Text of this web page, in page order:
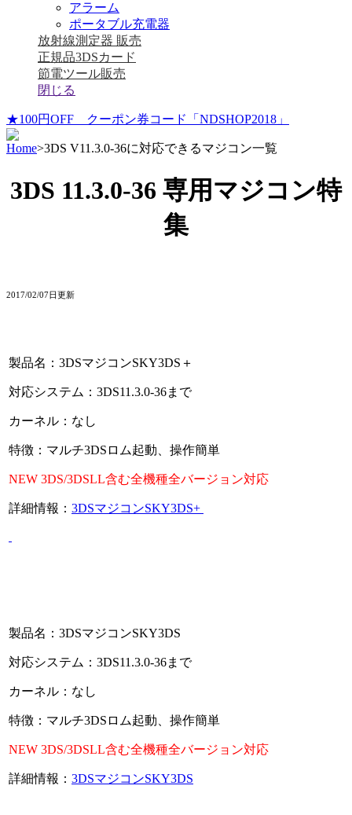
アラーム
ポータブル充電器
放射線測定器 販売
正規品3DSカード
節電ツール販売
閉じる
★100円OFF クーポン券コード「NDSHOP2018」
Home>3DS V11.3.0-36に対応できるマジコン一覧
3DS 11.3.0-36 専用マジコン特
集
2017/02/07日更新
製品名：3DSマジコンSKY3DS＋
対応システム：3DS11.3.0-36まで
カーネル：なし
特徴：マルチ3DSロム起動、操作簡単
NEW 3DS/3DSLL含む全機種全バージョン対応
詳細情報： 3DSマジコンSKY3DS+
製品名：3DSマジコンSKY3DS
対応システム：3DS11.3.0-36まで
カーネル：なし
特徴：マルチ3DSロム起動、操作簡単
NEW 3DS/3DSLL含む全機種全バージョン対応
詳細情報： 3DSマジコンSKY3DS